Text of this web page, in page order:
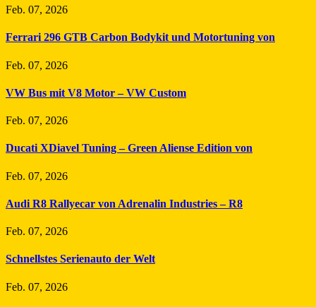
Feb. 07, 2026
Ferrari 296 GTB Carbon Bodykit und Motortuning von
Feb. 07, 2026
VW Bus mit V8 Motor – VW Custom
Feb. 07, 2026
Ducati XDiavel Tuning – Green Aliense Edition von
Feb. 07, 2026
Audi R8 Rallyecar von Adrenalin Industries – R8
Feb. 07, 2026
Schnellstes Serienauto der Welt
Feb. 07, 2026